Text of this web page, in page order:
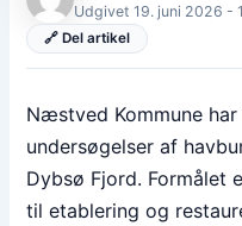
Udgivet 19. juni 2026
🔗 Del artikel
Næstved Kommune
undersøgelser af
Dybsø Fjord. Formålet
til etablering og